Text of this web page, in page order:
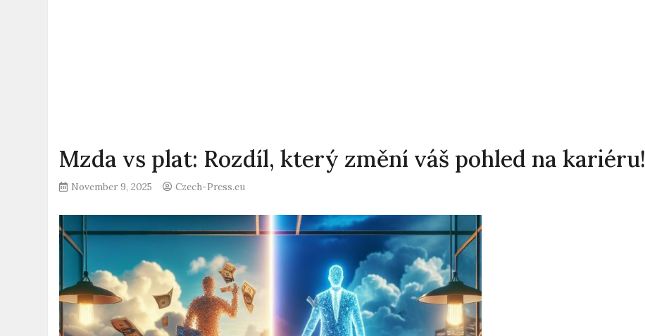
Mzda vs plat: Rozdíl, který změní váš pohled na kariéru!
November 9, 2025 Czech-Press.eu